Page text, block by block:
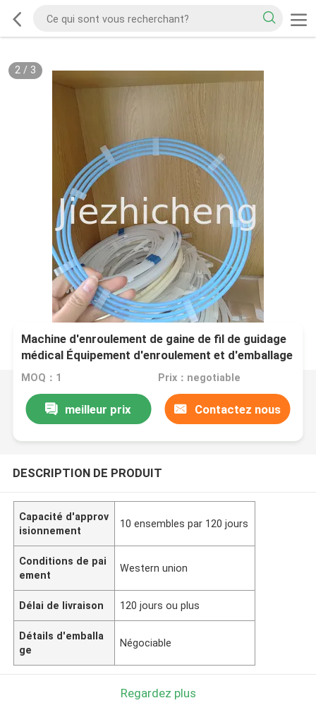
2/ 3
Machine d'enroulement de gaine de fil de guidage
médical Équipement d'enroulement et d'emballage
de fil médical entièrement automatique Machines
d'enroulement et de claquement automatisées
DSHT001
MOQ：1 Prix：negotiable
meilleur prix Contactez nous
DESCRIPTION DE PRODUIT
Capacité d'approv
isionnement
10 ensembles par 120 jours
Conditions de pai
ement
Western union
Délai de livraison 120 jours ou plus
Détails d'emballa
ge
Négociable
Regardez plus